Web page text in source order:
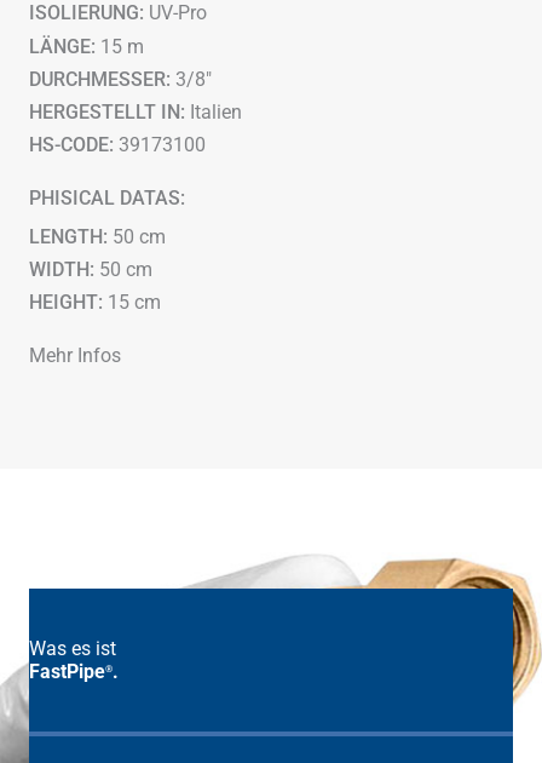
ISOLIERUNG: UV-Pro
LÄNGE: 15 m
DURCHMESSER: 3/8"
HERGESTELLT IN: Italien
HS-CODE: 39173100
PHISICAL DATAS:
LENGTH: 50 cm
WIDTH: 50 cm
HEIGHT: 15 cm
Mehr Infos
Was es ist
FastPipe®.